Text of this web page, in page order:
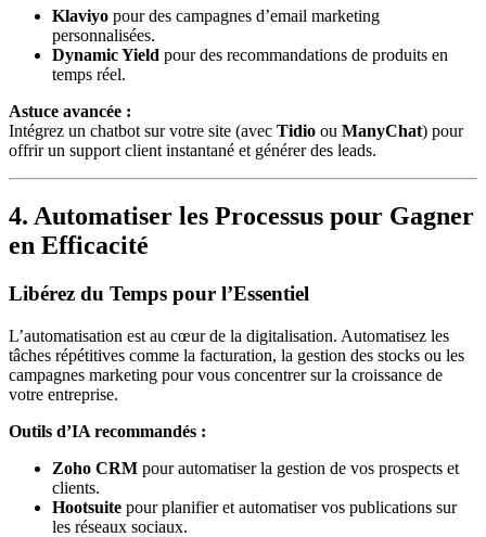
Klaviyo pour des campagnes d’email marketing
personnalisées.
Dynamic Yield pour des recommandations de produits en
temps réel.
Astuce avancée :
Intégrez un chatbot sur votre site (avec Tidio ou ManyChat) pour
offrir un support client instantané et générer des leads.
4. Automatiser les Processus pour Gagner
en Efficacité
Libérez du Temps pour l’Essentiel
L’automatisation est au cœur de la digitalisation. Automatisez les
tâches répétitives comme la facturation, la gestion des stocks ou les
campagnes marketing pour vous concentrer sur la croissance de
votre entreprise.
Outils d’IA recommandés :
Zoho CRM pour automatiser la gestion de vos prospects et
clients.
Hootsuite pour planifier et automatiser vos publications sur
les réseaux sociaux.